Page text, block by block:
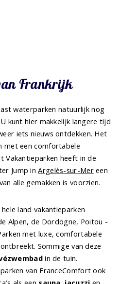
Frankrijk
waterparken natuurlijk nog
kunt hier makkelijk langere tijd
iets nieuws ontdekken. Het
met een comfortabele
Vakantieparken heeft in de
Jump inArgelès-sur-Mereen
alle gemakken is voorzien.
land vakantieparken
Alpen, de Dordogne, Poitou -
met luxe, comfortabele
Sommige van deze
in de tuin.
van FranceComfort ook